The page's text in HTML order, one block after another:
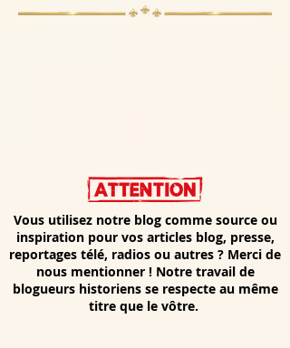
Vous utilisez notre blog comme source ou
inspiration pour vos articles blog, presse,
reportages télé, radios ou autres ? Merci de
nous mentionner ! Notre travail de
blogueurs historiens se respecte au même
titre que le vôtre.